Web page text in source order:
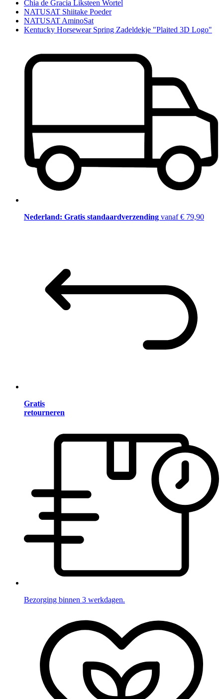
Chia de Gracia Liksteen Wortel
NATUSAT Shiitake Poeder
NATUSAT AminoSat
Kentucky Horsewear Spring Zadeldekje "Plaited 3D Logo"
Nederland: Gratis standaardverzending vanaf € 79,90
Gratis
retourneren
Bezorging binnen 3 werkdagen.